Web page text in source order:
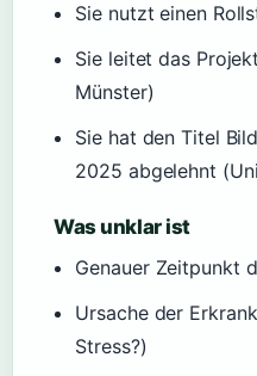
Sie nutzt einen
Sie leitet das
Münster)
Sie hat den Titel
2025 abgelehnt
Was unklar ist
Genauer Zeitpunkt
Ursache der
Stress?)